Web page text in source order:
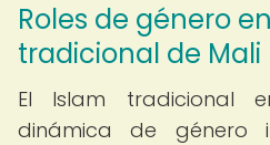
Roles de género
tradicional de Mali
El Islam tradicional
dinámica de género